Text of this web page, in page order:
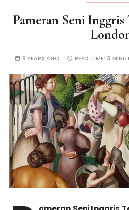
Pameran Seni
6 YEARS AGO READ TIME: 3